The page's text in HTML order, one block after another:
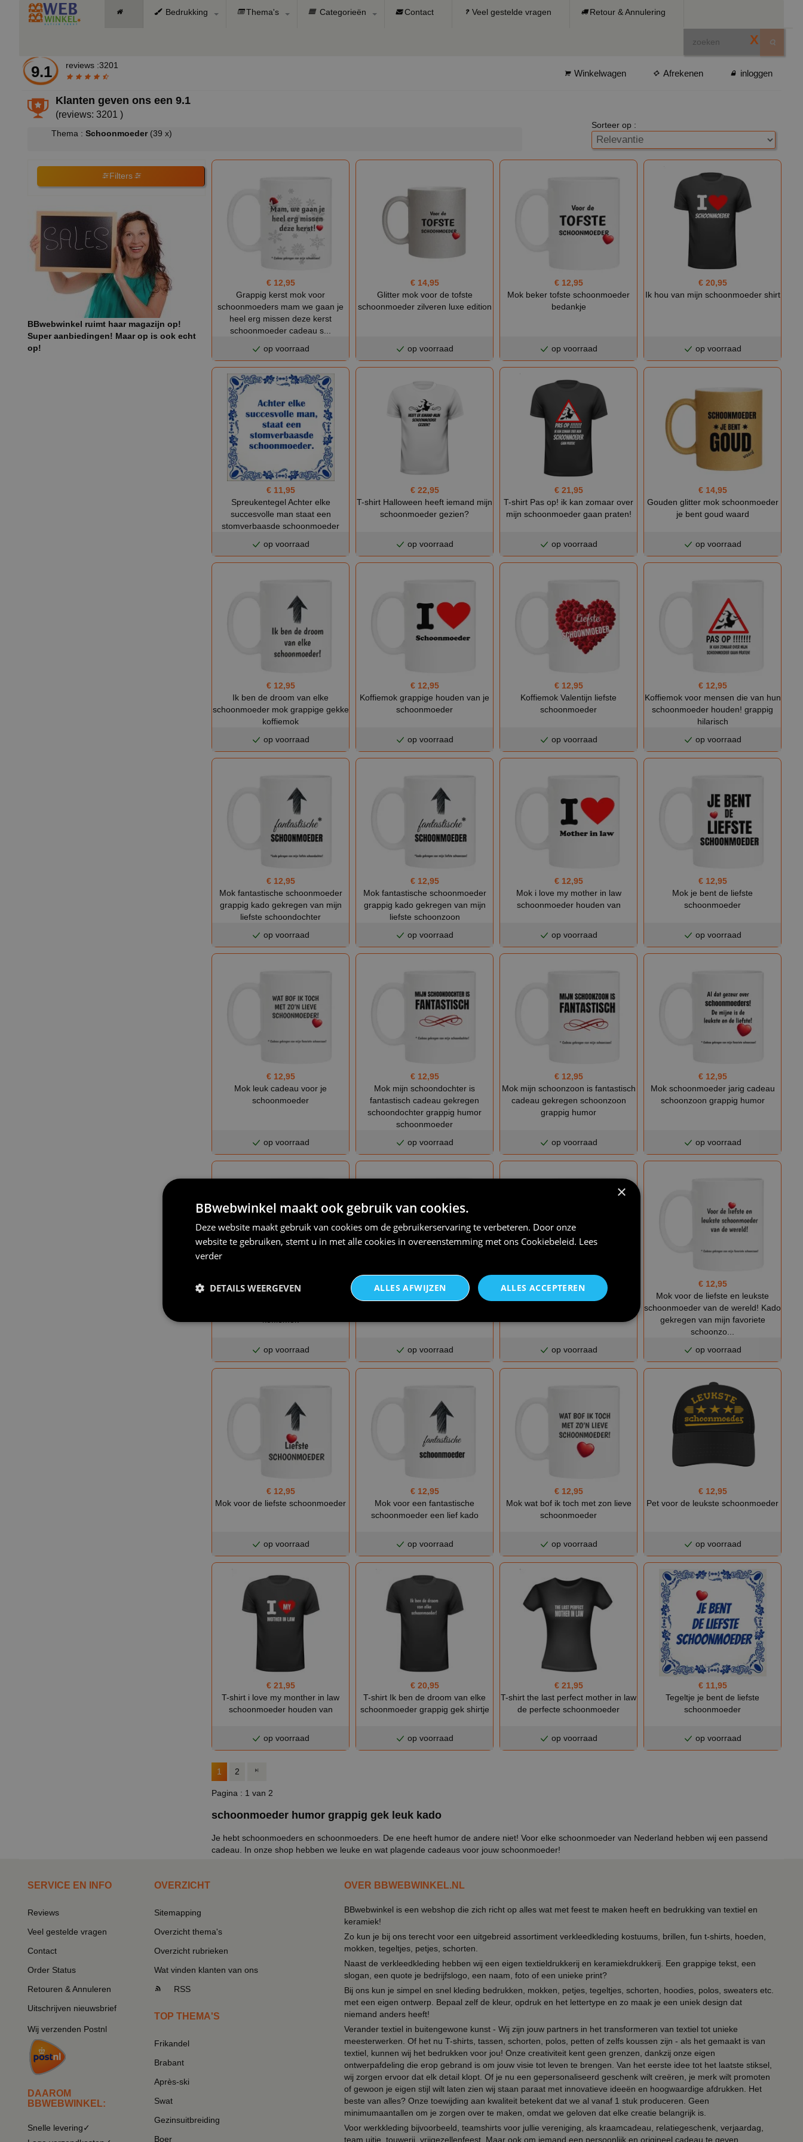
Bedrukking Thema's Categorieën Contact Veel gestelde vragen Retour & Annulering
X
9.1 reviews :3201
Winkelwagen Afrekenen inloggen
Klanten geven ons een9.1
(reviews: 3201 )
Thema : Schoonmoeder (39 x)
Sorteer op :
Filters
BBwebwinkel ruimt haar magazijn op!
Super aanbiedingen! Maar op is ook echt
op!
€ 12,95
Grappig kerst mok voor
schoonmoeders mam we gaan je
heel erg missen deze kerst
schoonmoeder cadeau s...
op voorraad
€ 14,95
Glitter mok voor de tofste
schoonmoeder zilveren luxe edition
op voorraad
€ 12,95
Mok beker tofste schoonmoeder
bedankje
op voorraad
€ 20,95
Ik hou van mijn schoonmoeder shirt
op voorraad
€ 11,95
Spreukentegel Achter elke
succesvolle man staat een
stomverbaasde schoonmoeder
op voorraad
€ 22,95
T-shirt Halloween heeft iemand mijn
schoonmoeder gezien?
op voorraad
€ 21,95
T-shirt Pas op! ik kan zomaar over
mijn schoonmoeder gaan praten!
op voorraad
€ 14,95
Gouden glitter mok schoonmoeder
je bent goud waard
op voorraad
€ 12,95
Ik ben de droom van elke
schoonmoeder mok grappige gekke
koffiemok
op voorraad
€ 12,95
Koffiemok grappige houden van je
schoonmoeder
op voorraad
€ 12,95
Koffiemok Valentijn liefste
schoonmoeder
op voorraad
€ 12,95
Koffiemok voor mensen die van hun
schoonmoeder houden! grappig
hilarisch
op voorraad
€ 12,95
Mok fantastische schoonmoeder
grappig kado gekregen van mijn
liefste schoondochter
op voorraad
€ 12,95
Mok fantastische schoonmoeder
grappig kado gekregen van mijn
liefste schoonzoon
op voorraad
€ 12,95
Mok i love my mother in law
schoonmoeder houden van
op voorraad
€ 12,95
Mok je bent de liefste
schoonmoeder
op voorraad
€ 12,95
Mok leuk cadeau voor je
schoonmoeder
op voorraad
€ 12,95
Mok mijn schoondochter is
fantastisch cadeau gekregen
schoondochter grappig humor
schoonmoeder
op voorraad
€ 12,95
Mok mijn schoonzoon is fantastisch
cadeau gekregen schoonzoon
grappig humor
op voorraad
€ 12,95
Mok schoonmoeder jarig cadeau
schoonzoon grappig humor
op voorraad
€ 12,95
op voorraad
€ 12,95
Mok the last perfect mother in law
op voorraad
€ 12,95
Mok voor de leukste schoonmoeder
op voorraad
€ 12,95
Mok voor de liefste en leukste
schoonmoeder van de wereld! Kado
gekregen van mijn favoriete
schoonzo...
op voorraad
€ 12,95
Mok voor de liefste schoonmoeder
op voorraad
€ 12,95
Mok voor een fantastische
schoonmoeder een lief kado
op voorraad
€ 12,95
Mok wat bof ik toch met zon lieve
schoonmoeder
op voorraad
€ 12,95
Pet voor de leukste schoonmoeder
op voorraad
€ 21,95
T-shirt i love my monther in law
schoonmoeder houden van
op voorraad
€ 20,95
T-shirt Ik ben de droom van elke
schoonmoeder grappig gek shirtje
op voorraad
€ 21,95
T-shirt the last perfect mother in law
de perfecte schoonmoeder
op voorraad
€ 11,95
Tegeltje je bent de liefste
schoonmoeder
op voorraad
1 2
Pagina : 1 van 2
schoonmoeder humor grappig gek leuk kado
Je hebt schoonmoeders en schoonmoeders. De ene heeft humor de andere niet! Voor elke schoonmoeder van Nederland hebben wij een passend
cadeau. In onze shop hebben we leuke en wat plagende cadeaus voor jouw schoonmoeder!
SERVICE EN INFO
Reviews
Veel gestelde vragen
Contact
Order Status
Retouren & Annuleren
Uitschrijven nieuwsbrief
Wij verzenden Postnl
DAAROM
BBWEBWINKEL:
Snelle levering✓
OVERZICHT
Sitemapping
Overzicht thema's
Overzicht rubrieken
Wat vinden klanten van ons
RSS
TOP THEMA'S
Frikandel
Brabant
Après-ski
Swat
Gezinsuitbreiding
Boer
OVER BBWEBWINKEL.NL
BBwebwinkel is een webshop die zich richt op alles wat met feest te maken heeft en bedrukking van textiel en
keramiek!
Zo kun je bij ons terecht voor een uitgebreid assortiment verkleedkleding kostuums, brillen, fun t-shirts, hoeden,
mokken, tegeltjes, petjes, schorten.
Naast de verkleedkleding hebben wij een eigen textieldrukkerij en keramiekdrukkerij. Een grappige tekst, een
slogan, een quote je bedrijfslogo, een naam, foto of een unieke print?
Bij ons kun je simpel en snel kleding bedrukken, mokken, petjes, tegeltjes, schorten, hoodies, polos, sweaters etc.
met een eigen ontwerp. Bepaal zelf de kleur, opdruk en het lettertype en zo maak je een uniek design dat
niemand anders heeft!
Verander textiel in buitengewone kunst - Wij zijn jouw partners in het transformeren van textiel tot unieke
meesterwerken. Of het nu T-shirts, tassen, schorten, polos, petten of zelfs koussen zijn - als het gemaakt is van
textiel, kunnen wij het bedrukken voor jou! Onze creativiteit kent geen grenzen, dankzij onze eigen
ontwerpafdeling die erop gebrand is om jouw visie tot leven te brengen. Van het eerste idee tot het laatste stiksel,
wij zorgen ervoor dat elk detail klopt. Of je nu een gepersonaliseerd geschenk wilt creëren, je merk wilt promoten
of gewoon je eigen stijl wilt laten zien wij staan paraat met innovatieve ideeën en hoogwaardige afdrukken. Het
beste van alles? Onze toewijding aan kwaliteit betekent dat we al vanaf 1 stuk produceren. Geen
minimumaantallen om je zorgen over te maken, omdat we geloven dat elke creatie belangrijk is.
Voor werkkleding bijvoorbeeld, teamshirts voor jullie vereniging, als kraamcadeau, relatiegeschenk, verjaardag,
team uitje, touwerij, vrijgezellenfeest. Maar ook om iemand een persoonlijk en origineel cadeau te geven.
×
BBwebwinkel maakt ook gebruik van cookies.
Deze website maakt gebruik van cookies om de gebruikerservaring te verbeteren. Door onze
website te gebruiken, stemt u in met alle cookies in overeenstemming met ons Cookiebeleid. Lees
verder
ALLES ACCEPTEREN
ALLES AFWIJZEN
DETAILS WEERGEVEN